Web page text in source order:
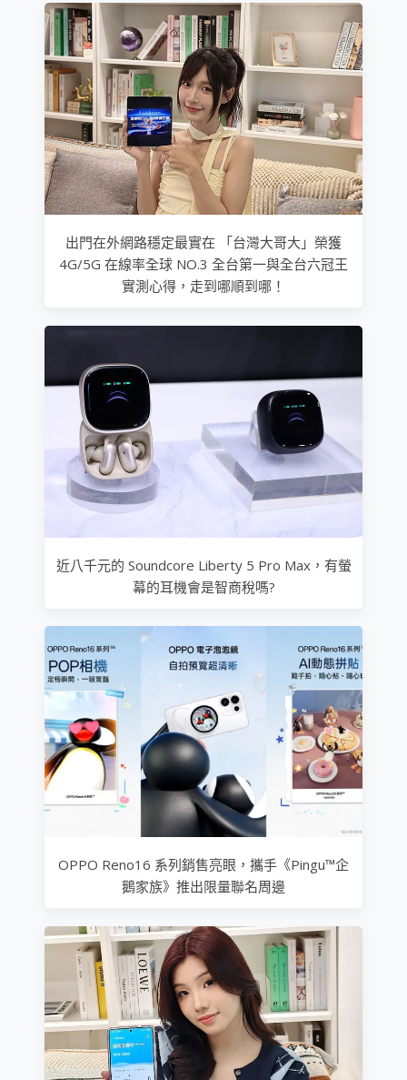
出門在外網路穩定最實在 「台灣大哥大」榮獲
4G/5G 在線率全球 NO.3 全台第一與全台六冠王
實測心得，走到哪順到哪！
近八千元的 Soundcore Liberty 5 Pro Max，有螢
幕的耳機會是智商稅嗎?
OPPO Reno16 系列銷售亮眼，攜手《Pingu™企
鵝家族》推出限量聯名周邊